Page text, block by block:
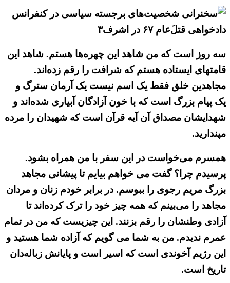
سه روز است که من شاهد این چهره‌ها هستم. شاهد این
قامتهای ایستاده هستم که شرافت را رقم زده‌اند.
مجاهدین خلق فقط یک اسم نیست یک آرمان سترگ و
یک پیام بزرگ است که با خون آزادگان آبیاری شده‌اند و
شهدایشان مصداق آن آیه قرآن است که شهیدان را مرده
مپندارید.
همسرم می‌خواست در این سفر با من همراه بشود.
پرسیدم چرا؟ گفت می خواهم بیایم تا پیشانی مجاهد
بزرگ مریم رجوی را ببوسم. در برابر خودم زنان و مردان
مجاهد را می‌بینم که همه چیز خود را ترک کرده‌اند تا
آزادی وطنشان را رقم بزنند. این چیزیست که من در تمام
عمرم ندیدم. من به شما می گویم که آزاده شما هستید و
این رژیم آخوندی است که اسیر است و پایانش زباله‌دان
تاریخ است.